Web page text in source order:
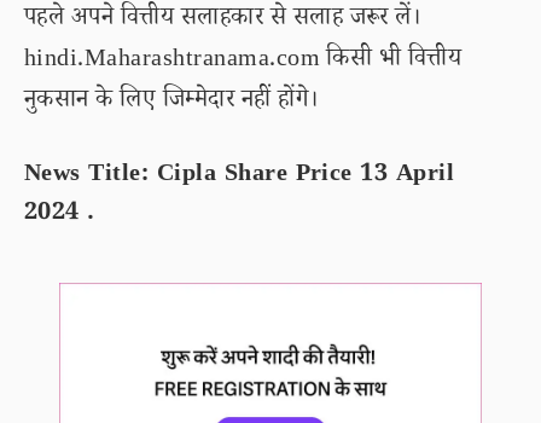
पहले अपने वित्तीय सलाहकार से सलाह जरूर लें।
hindi.Maharashtranama.com किसी भी वित्तीय
नुकसान के लिए जिम्मेदार नहीं होंगे।
News Title: Cipla Share Price 13 April
2024 .